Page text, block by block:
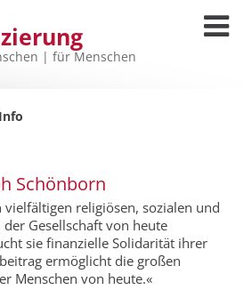
| für Menschen
Info
Schönborn
religiösen, sozialen und
Gesellschaft von heute
sie finanzielle Solidarität ihrer
ermöglicht die großen
Menschen von heute.«